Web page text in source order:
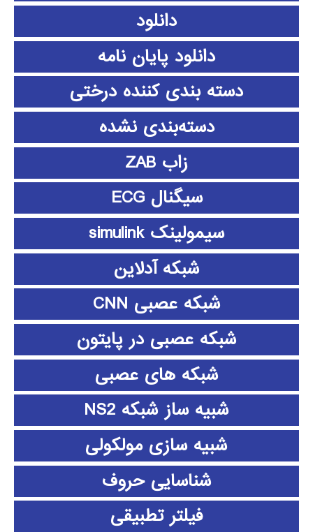
دانلود
دانلود پايان نامه
دسته بندی کننده درختی
دسته‌بندی نشده
زاب ZAB
سیگنال ECG
سیمولینک simulink
شبکه آدلاین
شبکه عصبی CNN
شبکه عصبی در پایتون
شبکه های عصبی
شبیه ساز شبکه NS2
شبیه سازی مولکولی
شناسایی حروف
فیلتر تطبیقی